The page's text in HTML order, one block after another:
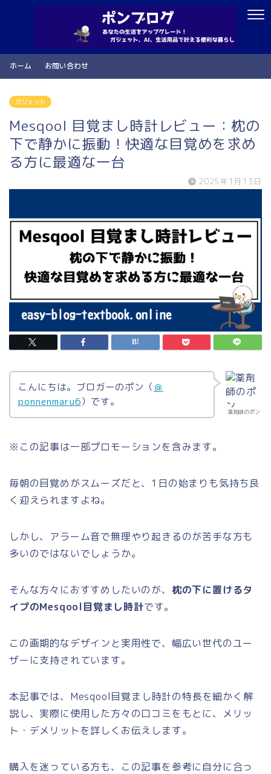
ホーム お問い合わせ
ガジェット
Mesqool 目覚まし時計レビュー：枕の
下で静かに振動！快適な目覚めを求め
る方に最適な一台
2025年1月13日
薬剤師のポン
こんにちは。ブロガーのポン（ ＠
ponnenmaru6）です。
※この記事は一部プロモーションを含みます。
毎朝の目覚めがスムーズだと、1日の始まりも気持ち良
く迎えられますよね。
しかし、アラーム音で無理やり起きるのが苦手な方も
多いのではないでしょうか。
そんな方々におすすめしたいのが、 枕の下に置けるタ
イプのMesqool目覚まし時計です。
この画期的なデザインと実用性で、幅広い世代のユー
ザーに支持されています。
本記事では、Mesqool目覚まし時計の特長を細かく解
説し、実際に使用した方々の口コミをもとに、メリッ
ト・デメリットを詳しくお伝えします。
購入を迷っている方も、この記事を参考に自分に合っ